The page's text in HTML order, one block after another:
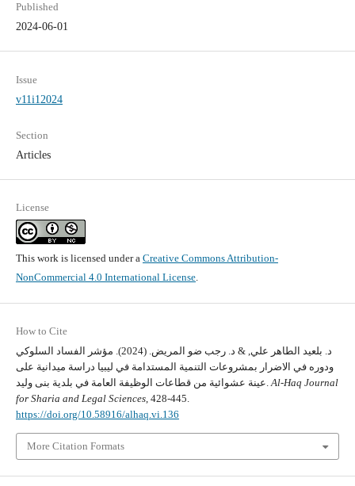
Published
2024-06-01
Issue
v11i12024
Section
Articles
License
This work is licensed under a Creative Commons Attribution-
NonCommercial 4.0 International License.
How to Cite
د. بلعيد الطاهر علي, & د. رجب ضو المريض. (2024). مؤشر الفساد السلوكي
ودوره في الاضرار بمشروعات التنمية المستدامة في ليبيا دراسة ميدانية على
Al-Haq Journal
for Sharia and Legal Sciences, 428-445.
https://doi.org/10.58916/alhaq.vi.136
More Citation Formats